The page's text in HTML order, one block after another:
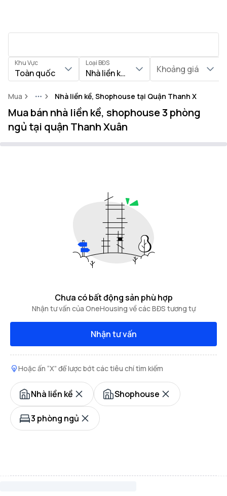
Khu Vực
Toàn quốc
Loại BĐS
Nhà liền kề, ShophouseKhoảng giá
Mua MoreNhà liền kề, Shophouse tại Quận Thanh Xuân
Mua bán nhà liền kề, shophouse 3 phòng
ngủ tại quận Thanh Xuân
Chưa có bất động sản phù hợp
Nhận tư vấn của OneHousing về các BĐS tương tự
Nhận tư vấn
Hoặc ấn “X” để lược bớt các tiêu chí tìm kiếm
Nhà liền kề Shophouse
3 phòng ngủ